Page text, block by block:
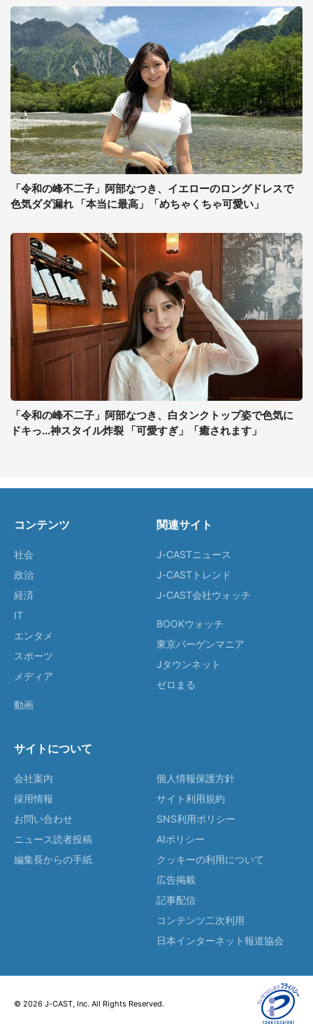
「令和の峰不二子」阿部なつき、イエローのロングドレスで
色気ダダ漏れ 「本当に最高」「めちゃくちゃ可愛い」
「令和の峰不二子」阿部なつき、白タンクトップ姿で色気に
ドキっ...神スタイル炸裂 「可愛すぎ」「癒されます」
コンテンツ
社会
政治
経済
IT
エンタメ
スポーツ
メディア
動画
関連サイト
J-CASTニュース
J-CASTトレンド
J-CAST会社ウォッチ
BOOKウォッチ
東京バーゲンマニア
Jタウンネット
ゼロまる
サイトについて
会社案内
採用情報
お問い合わせ
ニュース読者投稿
編集長からの手紙
個人情報保護方針
サイト利用規約
SNS利用ポリシー
AIポリシー
クッキーの利用について
広告掲載
記事配信
コンテンツ二次利用
日本インターネット報道協会
© 2026 J-CAST, Inc. All Rights Reserved.